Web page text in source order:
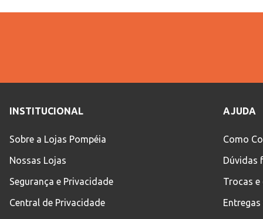
INSTITUCIONAL
Sobre a Lojas Pompéia
Nossas Lojas
Segurança e Privacidade
Central de Privacidade
AJUDA
Como
Dúvidas
Trocas e
Entregas